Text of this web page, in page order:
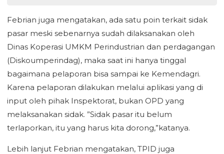
Febrian juga mengatakan, ada satu poin terkait sidak
pasar meski sebenarnya sudah dilaksanakan oleh
Dinas Koperasi UMKM Perindustrian dan perdagangan
(Diskoumperindag), maka saat ini hanya tinggal
bagaimana pelaporan bisa sampai ke Kemendagri.
Karena pelaporan dilakukan melalui aplikasi yang di
input oleh pihak Inspektorat, bukan OPD yang
melaksanakan sidak. ”Sidak pasar itu belum
terlaporkan, itu yang harus kita dorong,”katanya.
Lebih lanjut Febrian mengatakan, TPID juga